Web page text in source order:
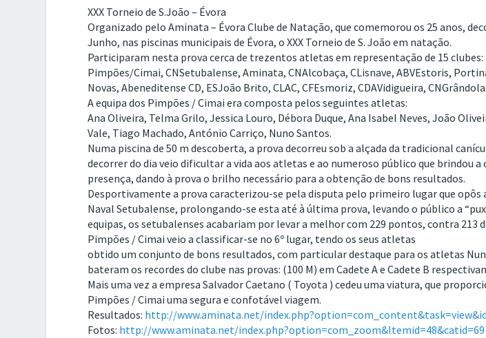
XXX Torneio de S.João – Évora
Organizado pelo Aminata – Évora Clube de Natação, que comemorou os 25 anos,
Junho, nas piscinas municipais de Évora, o XXX Torneio de S. João em natação.
Participaram nesta prova cerca de trezentos atletas em representação de 15 clubes:
Pimpões/Cimai, CNSetubalense, Aminata, CNAlcobaça, CLisnave, ABVEstoris,
Novas, Abeneditense CD, ESJoão Brito, CLAC, CFEsmoriz, CDAVidigueira, CNGrândola.
A equipa dos Pimpões / Cimai era composta pelos seguintes atletas:
Ana Oliveira, Telma Grilo, Jessica Louro, Débora Duque, Ana Isabel Neves, João
Vale, Tiago Machado, António Carriço, Nuno Santos.
Numa piscina de 50 m descoberta, a prova decorreu sob a alçada da tradicional
decorrer do dia veio dificultar a vida aos atletas e ao numeroso público que brindou a
presença, dando à prova o brilho necessário para a obtenção de bons resultados.
Desportivamente a prova caracterizou-se pela disputa pelo primeiro lugar que opôs
Naval Setubalense, prolongando-se esta até à última prova, levando o público a
equipas, os setubalenses acabariam por levar a melhor com 229 pontos, contra 213
Pimpões / Cimai veio a classificar-se no 6º lugar, tendo os seus atletas
obtido um conjunto de bons resultados, com particular destaque para os atletas
bateram os recordes do clube nas provas: (100 M) em Cadete A e Cadete B
Mais uma vez a empresa Salvador Caetano ( Toyota ) cedeu uma viatura, que
Pimpões / Cimai uma segura e confotável viagem.
Resultados: http://www.aminata.net/
Fotos: http://www.aminata.net/index.php?option=com_zoom&Itemid=48&catid=69